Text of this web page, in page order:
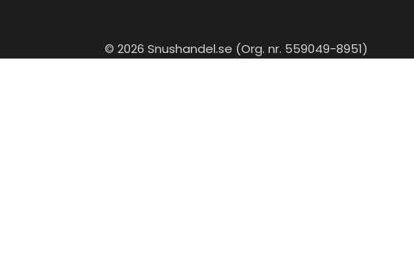
© 2026 Snushandel.se (Org. nr. 559049-8951)